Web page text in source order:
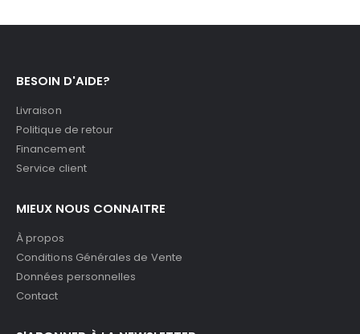
BESOIN D'AIDE?
Livraison
Politique de retour
Financement
Service client
MIEUX NOUS CONNAITRE
À propos
Conditions Générales de Vente
Données personnelles
Contact